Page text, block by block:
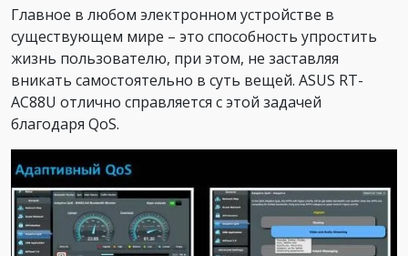
Главное в любом электронном устройстве в
существующем мире – это способность упростить
жизнь пользователю, при этом, не заставляя
вникать самостоятельно в суть вещей. ASUS RT-
AC88U отлично справляется с этой задачей
благодаря QoS.